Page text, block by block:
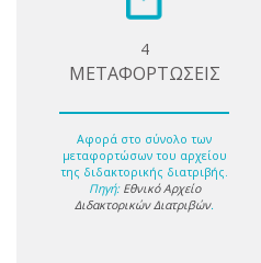
4
ΜΕΤΑΦΟΡΤΩΣΕΙΣ
Αφορά στο σύνολο των
μεταφορτώσων του αρχείου
της διδακτορικής διατριβής.
Πηγή: Εθνικό Αρχείο
Διδακτορικών Διατριβών.